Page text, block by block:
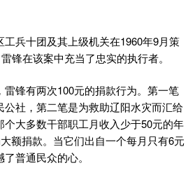
兵十团及其上级机关在1960年9月策
锋在该案中充当了忠实的执行者。
锋有两次100元的捐款行为。第一笔
社，第二笔是为救助辽阳水灾而汇给
大多数干部职工月收入少于50元的年
额捐款。当它们出自一个每月只有6元
普通民众的心。